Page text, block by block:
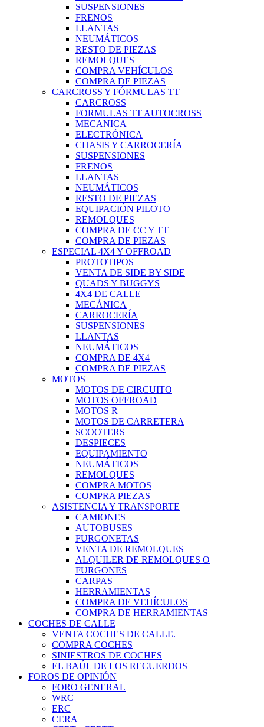
SUSPENSIONES
FRENOS
LLANTAS
NEUMÁTICOS
RESTO DE PIEZAS
REMOLQUES
COMPRA VEHÍCULOS
COMPRA DE PIEZAS
CARCROSS Y FÓRMULAS TT
CARCROSS
FORMULAS TT AUTOCROSS
MECANICA
ELECTRÓNICA
CHASIS Y CARROCERÍA
SUSPENSIONES
FRENOS
LLANTAS
NEUMÁTICOS
RESTO DE PIEZAS
EQUIPACIÓN PILOTO
REMOLQUES
COMPRA DE CC Y TT
COMPRA DE PIEZAS
ESPECIAL 4X4 Y OFFROAD
PROTOTIPOS
VENTA DE SIDE BY SIDE
QUADS Y BUGGYS
4X4 DE CALLE
MECÁNICA
CARROCERÍA
SUSPENSIONES
LLANTAS
NEUMÁTICOS
COMPRA DE 4X4
COMPRA DE PIEZAS
MOTOS
MOTOS DE CIRCUITO
MOTOS OFFROAD
MOTOS R
MOTOS DE CARRETERA
SCOOTERS
DESPIECES
EQUIPAMIENTO
NEUMÁTICOS
REMOLQUES
COMPRA MOTOS
COMPRA PIEZAS
ASISTENCIA Y TRANSPORTE
CAMIONES
AUTOBUSES
FURGONETAS
VENTA DE REMOLQUES
ALQUILER DE REMOLQUES O
FURGONES
CARPAS
HERRAMIENTAS
COMPRA DE VEHÍCULOS
COMPRA DE HERRAMIENTAS
COCHES DE CALLE
VENTA COCHES DE CALLE.
COMPRA COCHES
SINIESTROS DE COCHES
EL BAÚL DE LOS RECUERDOS
FOROS DE OPINIÓN
FORO GENERAL
WRC
ERC
CERA